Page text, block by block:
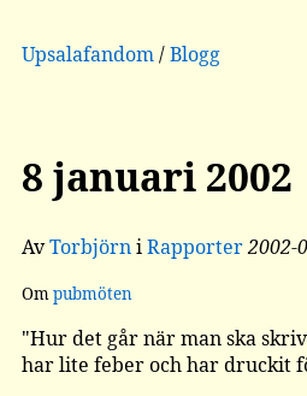
Upsalafandom/Blogg
8 januari 2002
AvTorbjörniRapporter2002-
Ompubmöten
"Hur det går när man ska
har lite feber och har druckit